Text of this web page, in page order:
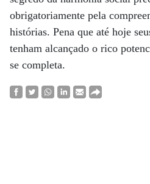
obrigatoriamente pela
histórias. Pena que até hoje
tenham alcançado o rico
se completa.